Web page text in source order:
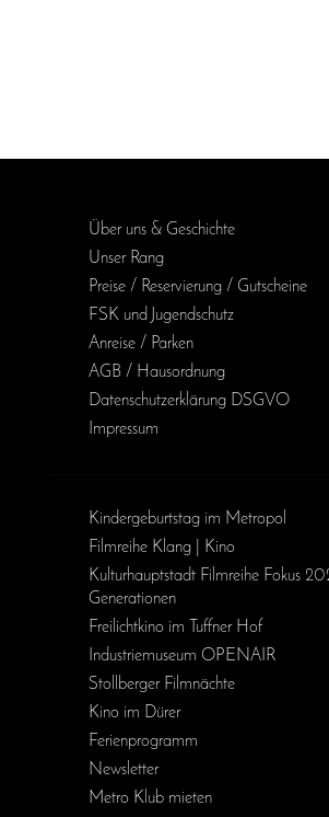
Über uns & Geschichte
Unser Rang
Preise / Reservierung / Gutscheine
FSK und Jugendschutz
Anreise / Parken
AGB / Haus­ordnung
Daten­schutz­erklärung DSGVO
Impressum
Kinder­geburts­tag im Metropol
Filmreihe Klang | Kino
Kulturhauptstadt Filmreihe Fokus
Generationen
Freilichtkino im Tuffner Hof
Industriemuseum OPENAIR
Stollberger Filmnächte
Kino im Dürer
Ferienprogramm
Newsletter
Metro Klub mieten